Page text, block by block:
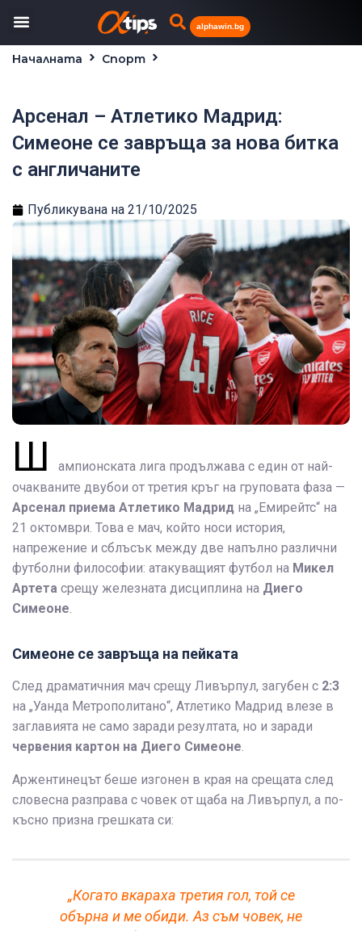
alphawin.bg
Началната
Спорт
Арсенал – Атлетико Мадрид:
Симеоне се завръща за нова битка
с англичаните
Публикувана на 21/10/2025
Ш
ампионската лига продължава с един от най-
очакваните двубои от третия кръг на груповата фаза —
Арсенал приема Атлетико Мадрид на „Емирейтс“ на
21 октомври. Това е мач, който носи история,
напрежение и сблъсък между две напълно различни
футболни философии: атакуващият футбол на Микел
Артета срещу железната дисциплина на Диего
Симеоне
Симеоне се завръща на пейката
След драматичния мач срещу Ливърпул, загубен с 2:3
на „Уанда Метрополитано“, Атлетико Мадрид влезе в
заглавията не само заради резултата, но и заради
червения картон на Диего Симеоне
Аржентинецът беше изгонен в края на срещата след
словесна разправа с човек от щаба на Ливърпул, а по-
късно призна грешката си:
„Когато вкараха третия гол, той се
обърна и ме обиди. Аз съм човек, не